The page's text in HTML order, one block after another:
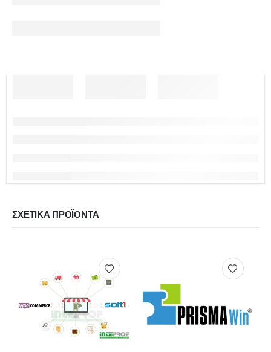
ΣΧΕΤΙΚΆ ΠΡΟΪΌΝΤΑ